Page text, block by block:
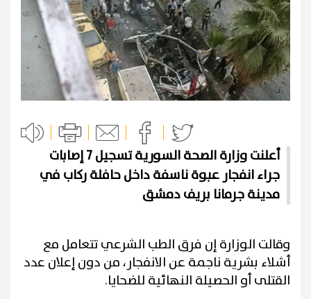
أعلنت وزارة الصحة السورية تسجيل 7 إصابات
جراء انفجار عبوة ناسفة داخل حافلة ركاب في
مدينة جرمانا بريف دمشق
وقالت الوزارة إن فرق الطب الشرعي تتعامل مع
أشلاء بشرية ناجمة عن الانفجار، من دون إعلان عدد
القتلى أو الحصيلة النهائية للضحايا.